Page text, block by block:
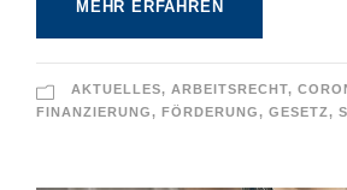
MEHR ERFAHREN
AKTUELLES, ARBEITSRECHT,
FINANZIERUNG, FÖRDERUNG, GESETZ,